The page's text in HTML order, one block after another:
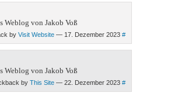
von Jakob Voß
by Visit Website — 17. Dezember 2023 #
von Jakob Voß
by This Site — 22. Dezember 2023 #